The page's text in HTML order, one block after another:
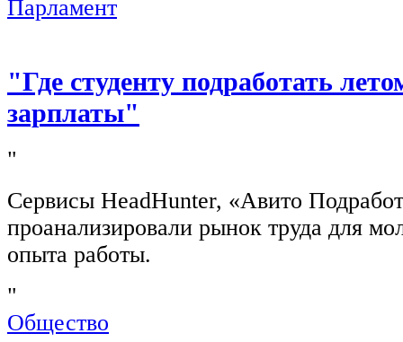
Парламент
"Где студенту подработать
зарплаты"
"
Сервисы HeadHunter, «Авито
проанализировали рынок труда для
опыта работы.
"
Общество